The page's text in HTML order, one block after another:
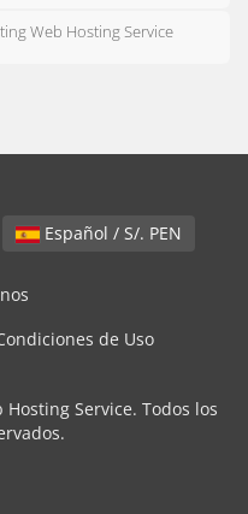
Web Hosting Service
Español / S/. PEN
de Uso
Service. Todos los